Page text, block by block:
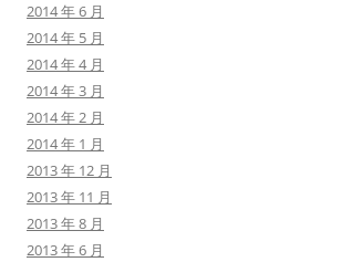
2014 年 6 月
2014 年 5 月
2014 年 4 月
2014 年 3 月
2014 年 2 月
2014 年 1 月
2013 年 12 月
2013 年 11 月
2013 年 8 月
2013 年 6 月